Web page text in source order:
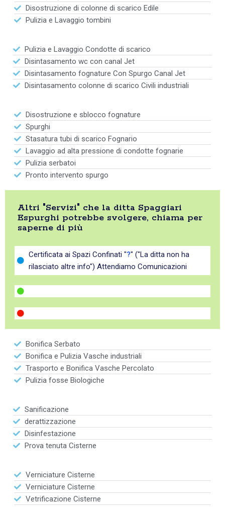
Disostruzione di colonne di scarico Edile
Pulizia e Lavaggio tombini
Pulizia e Lavaggio Condotte di scarico
Disintasamento wc con canal Jet
Disintasamento fognature Con Spurgo Canal Jet
Disintasamento colonne di scarico Civili industriali
Disostruzione e sblocco fognature
Spurghi
Stasatura tubi di scarico Fognario
Lavaggio ad alta pressione di condotte fognarie
Pulizia serbatoi
Pronto intervento spurgo
Altri "Servizi" che la ditta Spaggiari
Espurghi potrebbe svolgere, chiama per
saperne di più
Certificata ai Spazi Confinati "?" ("La ditta non ha
rilasciato altre info") Attendiamo Comunicazioni
Bonifica Serbato
Bonifica e Pulizia Vasche industriali
Trasporto e Bonifica Vasche Percolato
Pulizia fosse Biologiche
Sanificazione
derattizzazione
Disinfestazione
Prova tenuta Cisterne
Verniciature Cisterne
Verniciature Cisterne
Vetrificazione Cisterne